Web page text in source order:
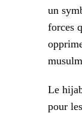
un
forces
Le
pour